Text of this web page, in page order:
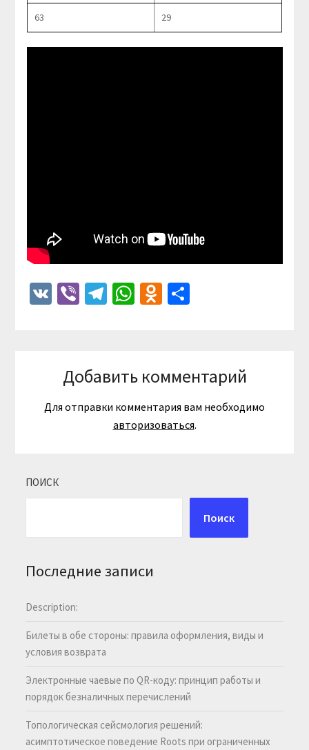
63 29
VKViberTelegram
WhatsApp
Odnoklassniki
Отправить
Добавить комментарий
Для отправки комментария вам необходимо
авторизоваться.
ПОИСК
Поиск
Последние записи
Description:
Билеты в обе стороны: правила оформления, виды и
условия возврата
Электронные чаевые по QR-коду: принцип работы и
порядок безналичных перечислений
Топологическая сейсмология решений:
асимптотическое поведение Roots при ограниченных